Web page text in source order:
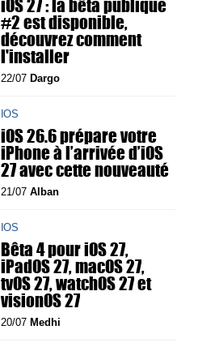
#2 est disponible,
découvrez comment
l'installer
22/07 Dargo
IOS
iOS 26.6 prépare votre
iPhone à l’arrivée d’iOS
27 avec cette nouveauté
21/07 Alban
IOS
Bêta 4 pour iOS 27,
iPadOS 27, macOS 27,
tvOS 27, watchOS 27 et
visionOS 27
20/07 Medhi